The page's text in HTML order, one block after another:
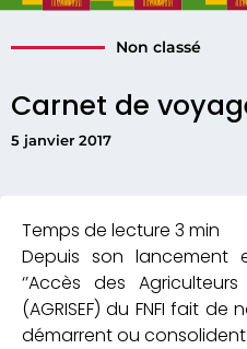
Carnet de
5 janvier 2017
Non classé
Depuis son lancement
‘’Accès des
(AGRISEF) du FNFI fait
démarrent ou